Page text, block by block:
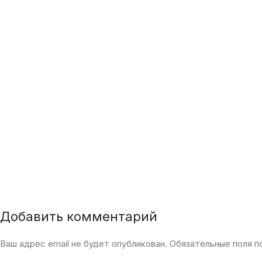
Добавить комментарий
Ваш адрес email не будет опубликован. Обязательные поля